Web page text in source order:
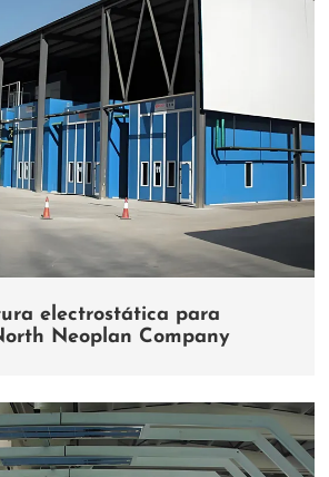
electrostática para
Neoplan Company